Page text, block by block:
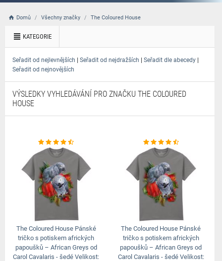
Domů Všechny značky The Coloured House
KATEGORIE
Seřadit od nejlevnějších | Seřadit od nejdražších | Seřadit dle abecedy |
Seřadit od nejnovějších
VÝSLEDKY VYHLEDÁVÁNÍ PRO ZNAČKU THE COLOURED
HOUSE
The Coloured House Pánské
tričko s potiskem afrických
papoušků – African Greys od
Carol Cavalaris - šedé Velikost:
The Coloured House Pánské
tričko s potiskem afrických
papoušků – African Greys od
Carol Cavalaris - šedé Velikost: